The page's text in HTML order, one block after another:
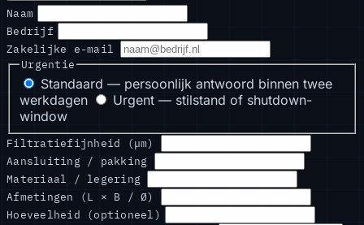
Naam
Bedrijf
Zakelijke e-mail
Urgentie
Standaard — persoonlijk antwoord binnen twee
werkdagen
Urgent — stilstand of shutdown-
window
Filtratiefijnheid (µm)
Aansluiting / pakking
Materiaal / legering
Afmetingen (L × B / Ø)
Hoeveelheid (optioneel)